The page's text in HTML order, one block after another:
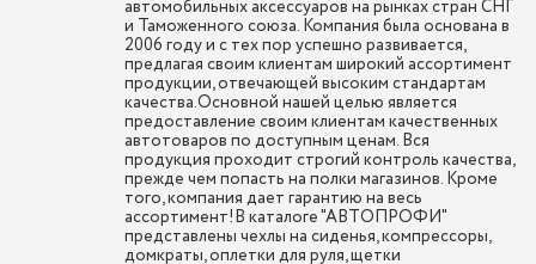
автомобильных аксессуаров на рынках стран СНГ
и Таможенного союза. Компания была основана в
2006 году и с тех пор успешно развивается,
предлагая своим клиентам широкий ассортимент
продукции, отвечающей высоким стандартам
качества.Основной нашей целью является
предоставление своим клиентам качественных
автотоваров по доступным ценам. Вся
продукция проходит строгий контроль качества,
прежде чем попасть на полки магазинов. Кроме
того, компания дает гарантию на весь
ассортимент!В каталоге "АВТОПРОФИ"
представлены чехлы на сиденья, компрессоры,
домкраты, оплетки для руля, щетки